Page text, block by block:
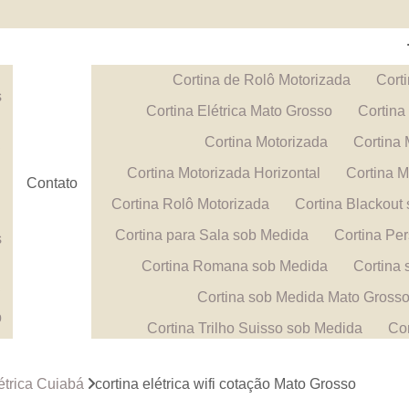
Contato
Cortina de Rolô Motorizada
Cortina Elétrica Mato Grosso
Cortina
Cortina Motorizada
Cortina
Cortina Motorizada Horizontal
Cortina
Cortina Rolô Motorizada
Cortina Blackout
Cortina para Sala sob Medida
Cortina
Cortina Romana sob Medida
Cortina
Cortina sob Medida Mato Grosso
Cortina Trilho Suisso sob Medida
Papel de Parede Geométrico
Papel de
Cuiabá cortina elétrica wifi cotação Mato Grosso